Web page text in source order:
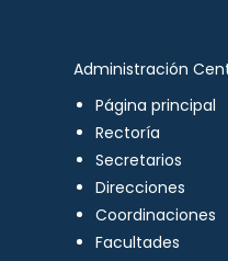
Administración
Página principal
Rectoría
Secretarios
Direcciones
Coordinaciones
Facultades